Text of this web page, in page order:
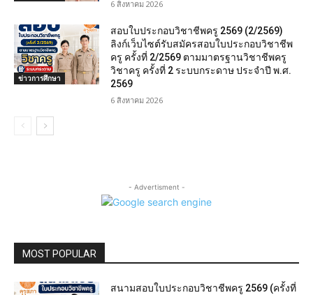
6 สิงหาคม 2026
ข่าวการศึกษา
สอบใบประกอบวิชาชีพครู 2569 (2/2569)
ลิงก์เว็บไซต์รับสมัครสอบใบประกอบวิชาชีพ
ครู ครั้งที่ 2/2569 ตามมาตรฐานวิชาชีพครู
วิชาครู ครั้งที่ 2 ระบบกระดาษ ประจำปี พ.ศ.
2569
6 สิงหาคม 2026
- Advertisment -
MOST POPULAR
สนามสอบใบประกอบวิชาชีพครู 2569 (ครั้งที่